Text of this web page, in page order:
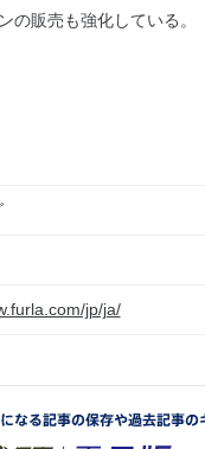
の販売も強化している。
jp/ja/